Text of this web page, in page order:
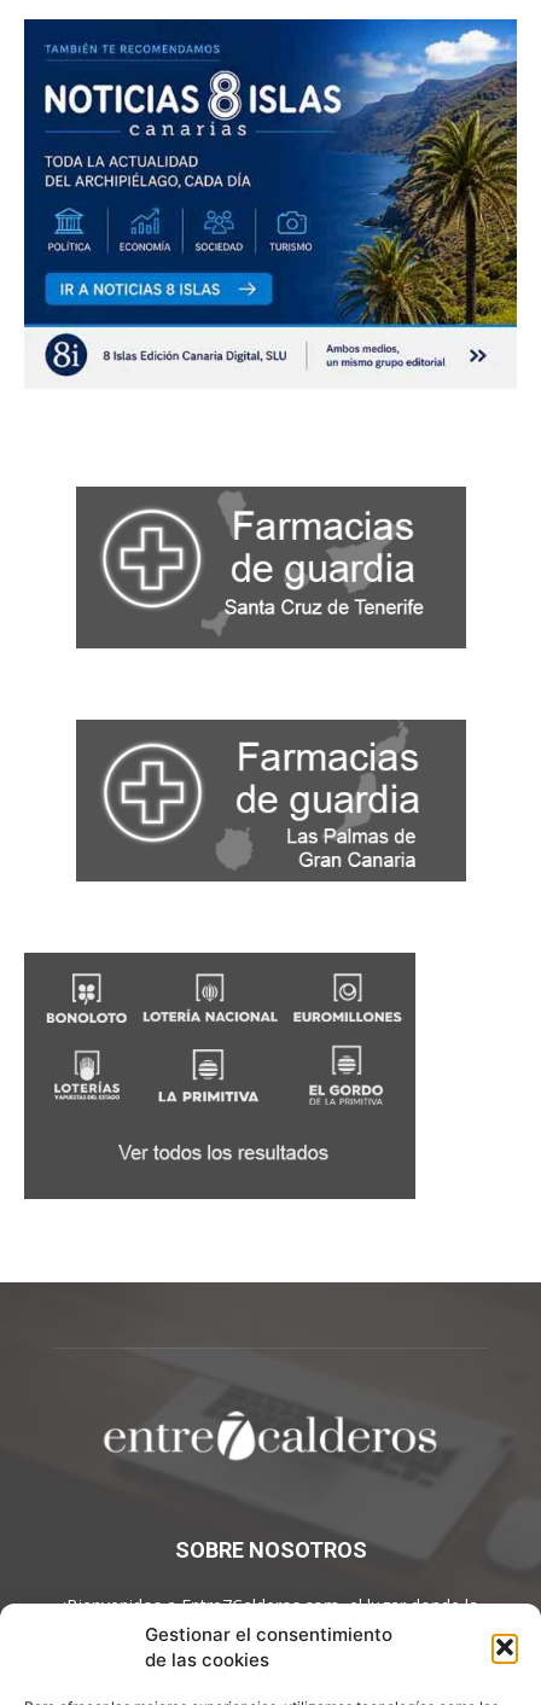
Gestionar el consentimiento
de las cookies
SOBRE NOSOTROS
¡Bienvenidos a Entre7Calderos.com, el lugar donde la
gastronomía y la cultura culinaria se encuentran! Sumérgete en
un mundo de sabores y descubre artículos apasionantes.